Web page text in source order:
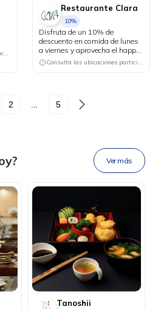
Quito, Guayaquil, Cuenca, Machala, Ibarra, Ambato, Manta, Portoviejo, Riobamba
Restaurante Clara
10%
Disfruta de un 10% de
descuento en comida de lunes
a viernes y aprovecha el happy
hour 3x2 en cócteles del día, de
lunes a jueves.
Consulta las ubicaciones participantes
2 5
benefits
en una
app.
Ver más
Tanoshii